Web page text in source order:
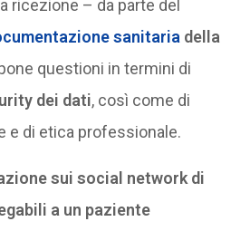
ricezione – da parte del
sanitaria della
questioni in termini di
dei dati, così come di
e di etica professionale.
sui social network di
a un paziente